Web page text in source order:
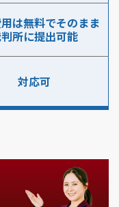
は無料でそのまま
所に提出可能
対応可